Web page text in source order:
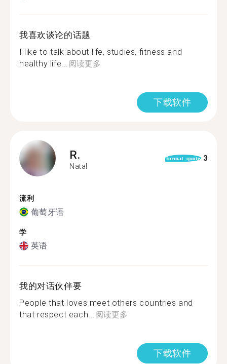
我喜欢谈论的话题
I like to talk about life, studies, fitness and
healthy life...阅读更多
下载软件
R.
Natal
format_quote 3
流利
葡萄牙语
学
英语
我的对话伙伴要
People that loves meet others countries and
that respect each...阅读更多
下载软件